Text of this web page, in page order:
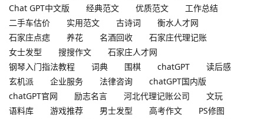
Chat GPT中文版
经典范文 优质范文
工作总结
二手车估价
实用范文 古诗词
衡水人才网
石家庄点痣
养花 名酒回收
石家庄代理记账
女士发型
搜搜作文
石家庄人才网
钢琴入门指法教程
词典 围棋 chatGPT
读后感
玄机派
企业服务 法律咨询
chatGPT国内版
chatGPT官网
励志名言 河北代理记账公司
文玩
语料库
游戏推荐 男士发型 高考作文
PS修图